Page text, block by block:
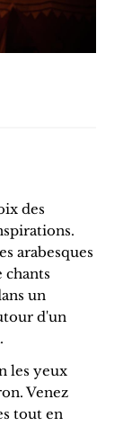
des
arabesques
chants
un
d'un
les yeux
Venez
tout en